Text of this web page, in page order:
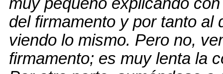
del firmamento y por tanto
viendo lo mismo. Pero no,
firmamento; es muy lenta la